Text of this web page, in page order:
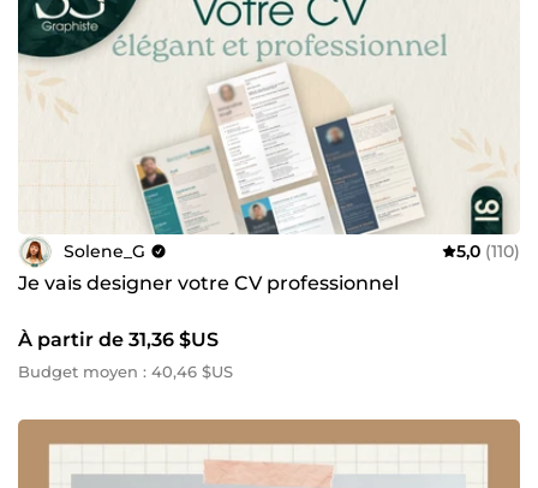
Solene_G 5,0 (110)
Je vais designer votre CV professionnel
À partir de 31,36 $US
Budget moyen : 40,46 $US